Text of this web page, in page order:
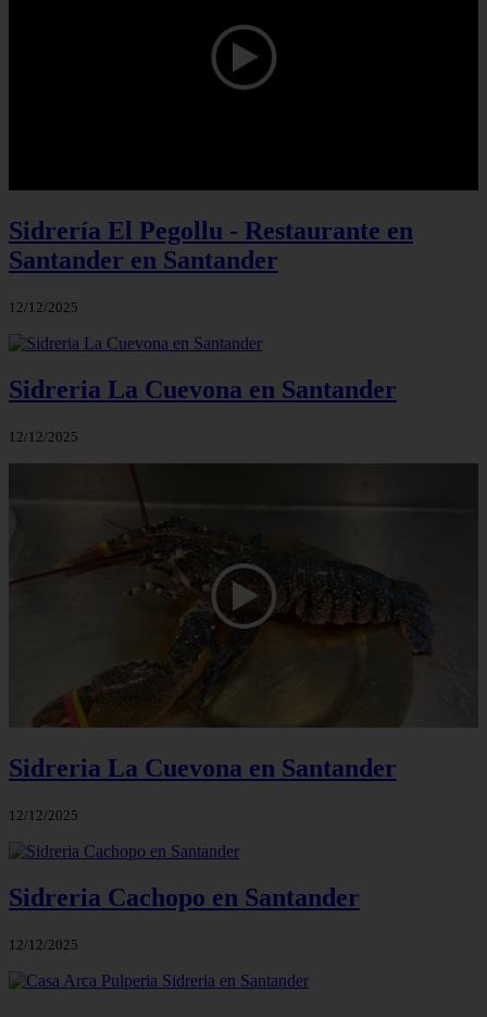
Sidrería El Pegollu - Restaurante en
Santander en Santander
12/12/2025
Sidreria La Cuevona en Santander
12/12/2025
Sidreria La Cuevona en Santander
12/12/2025
Sidreria Cachopo en Santander
12/12/2025